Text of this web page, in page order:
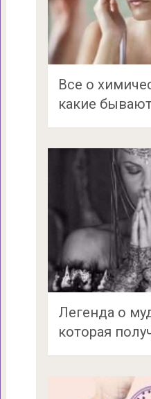
Все о
какие
Легенда о
которая